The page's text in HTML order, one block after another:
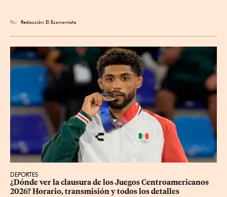
Por Redacción El Economista
DEPORTES
¿Dónde ver la clausura de los Juegos Centroamericanos
2026? Horario, transmisión y todos los detalles